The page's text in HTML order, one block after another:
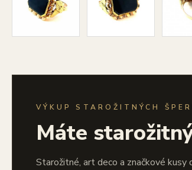
VÝKUP STAROŽITNÝCH
Máte
Starožitné, art deco a značkové kusy